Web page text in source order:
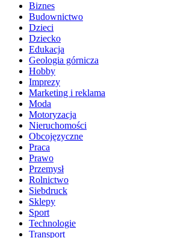
Biznes
Budownictwo
Dzieci
Dziecko
Edukacja
Geologia górnicza
Hobby
Imprezy
Marketing i reklama
Moda
Motoryzacja
Nieruchomości
Obcojęzyczne
Praca
Prawo
Przemysł
Rolnictwo
Siebdruck
Sklepy
Sport
Technologie
Transport